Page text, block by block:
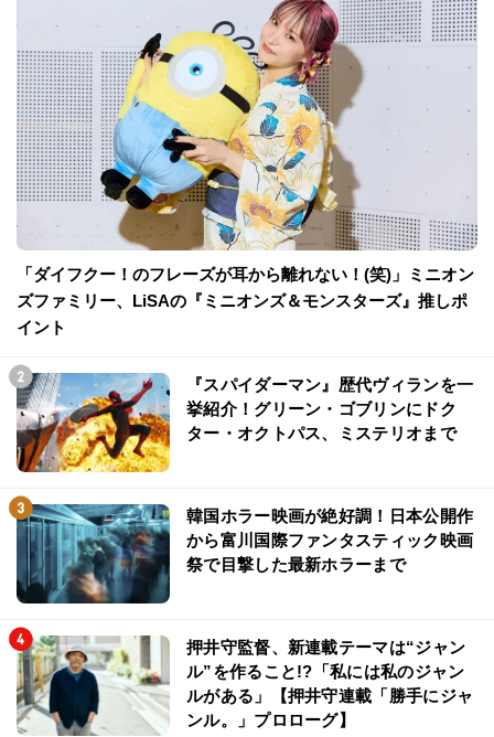
「ダイフクー！のフレーズが耳から離れない！(笑)」ミニオン
ズファミリー、LiSAの『ミニオンズ＆モンスターズ』推しポ
イント
『スパイダーマン』歴代ヴィランを一
挙紹介！グリーン・ゴブリンにドク
ター・オクトパス、ミステリオまで
韓国ホラー映画が絶好調！日本公開作
から富川国際ファンタスティック映画
祭で目撃した最新ホラーまで
押井守監督、新連載テーマは“ジャン
ル”を作ること!?「私には私のジャン
ルがある」【押井守連載「勝手にジャ
ンル。」プロローグ】